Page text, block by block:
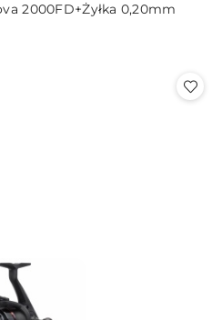
2000FD+Żyłka 0,20mm